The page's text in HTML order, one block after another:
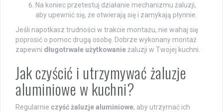
Na koniec przetestuj działanie mechanizmu żaluzji,
aby upewnić się, że otwierają się i zamykają płynnie.
Jeśli napotkasz trudności w trakcie montażu, nie wahaj się
poprosić o pomoc drugą osobę. Dobrze wykonany montaż
zapewni długotrwałe użytkowanie żaluzji w Twojej kuchni.
Jak czyścić i utrzymywać żaluzje
aluminiowe w kuchni?
Regularnie czyść żaluzje aluminiowe, aby utrzymać ich